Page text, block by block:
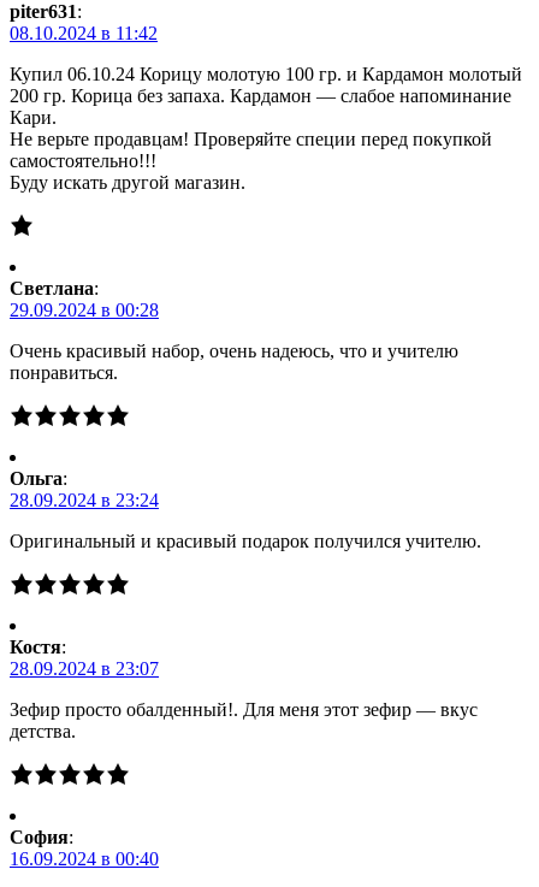
piter631:
08.10.2024 в 11:42
Купил 06.10.24 Корицу молотую 100 гр. и Кардамон молотый
200 гр. Корица без запаха. Кардамон — слабое напоминание
Кари.
Не верьте продавцам! Проверяйте специи перед покупкой
самостоятельно!!!
Буду искать другой магазин.
Светлана:
29.09.2024 в 00:28
Очень красивый набор, очень надеюсь, что и учителю
понравиться.
Ольга:
28.09.2024 в 23:24
Оригинальный и красивый подарок получился учителю.
Костя:
28.09.2024 в 23:07
Зефир просто обалденный!. Для меня этот зефир — вкус
детства.
Cофия:
16.09.2024 в 00:40